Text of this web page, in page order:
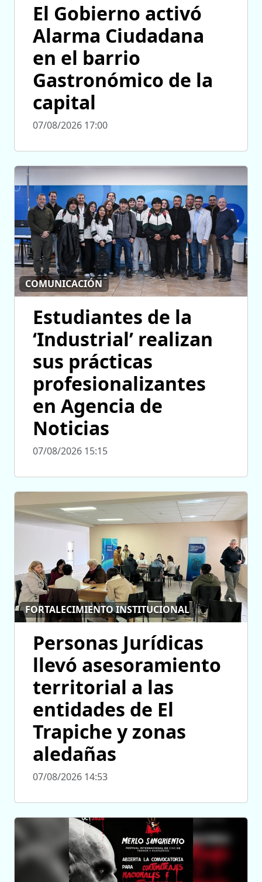
El Gobierno activó
Alarma Ciudadana
en el barrio
Gastronómico de la
capital
07/08/2026 17:00
COMUNICACIÓN
Estudiantes de la
‘Industrial’ realizan
sus prácticas
profesionalizantes
en Agencia de
Noticias
07/08/2026 15:15
FORTALECIMIENTO INSTITUCIONAL
Personas Jurídicas
llevó asesoramiento
territorial a las
entidades de El
Trapiche y zonas
aledañas
07/08/2026 14:53